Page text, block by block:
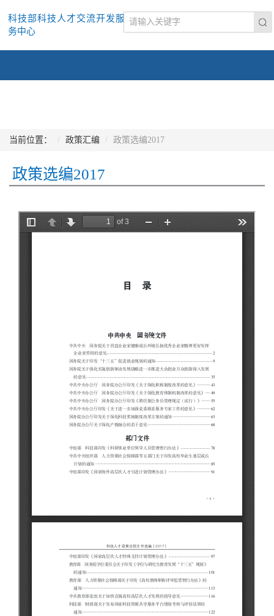
科技部科技人才交流开发服
务中心
当前位置： 政策汇编 政策选编2017
政策选编2017